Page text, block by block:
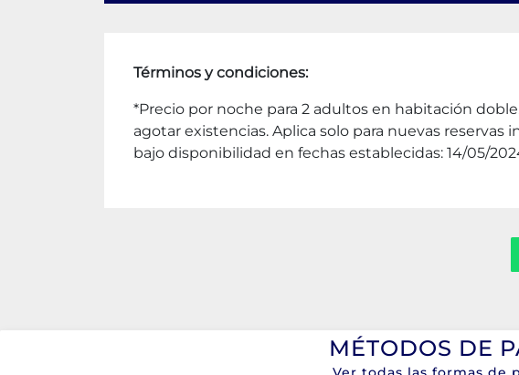
Términos y condiciones:
*Precio por noche para 2 adultos en habitación
agotar existencias. Aplica solo para nuevas
bajo disponibilidad en fechas establecidas: 14/05/
MÉTODOS DE